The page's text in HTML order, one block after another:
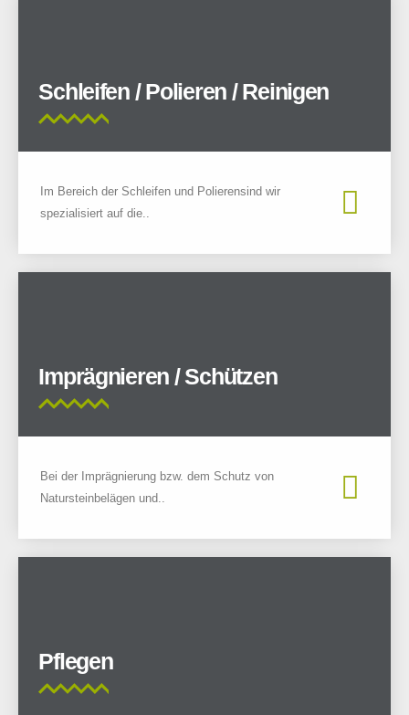
Schleifen / Polieren / Reinigen
Im Bereich der Schleifen und Polierensind wir
spezialisiert auf die..
Imprägnieren / Schützen
Bei der Imprägnierung bzw. dem Schutz von
Natursteinbelägen und..
Pflegen